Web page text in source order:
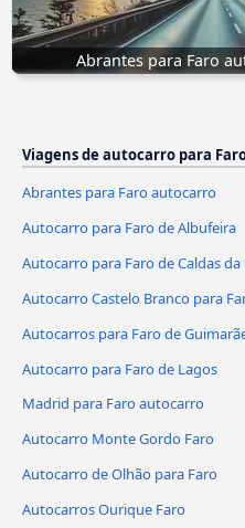
Abrantes para Faro
Viagens de autocarro para
Abrantes para Faro autocarro
Autocarro para Faro de Albufeira
Autocarro para Faro de Caldas da
Autocarro Castelo Branco para
Autocarros para Faro de
Autocarro para Faro de Lagos
Madrid para Faro autocarro
Autocarro Monte Gordo Faro
Autocarro de Olhão para Faro
Autocarros Ourique Faro